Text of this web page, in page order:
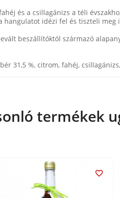
és a csillagánizs a téli
idézi fel és tiszteli meg
beszállítóktól származó
31,5 %, citrom, fahéj,
termékek
